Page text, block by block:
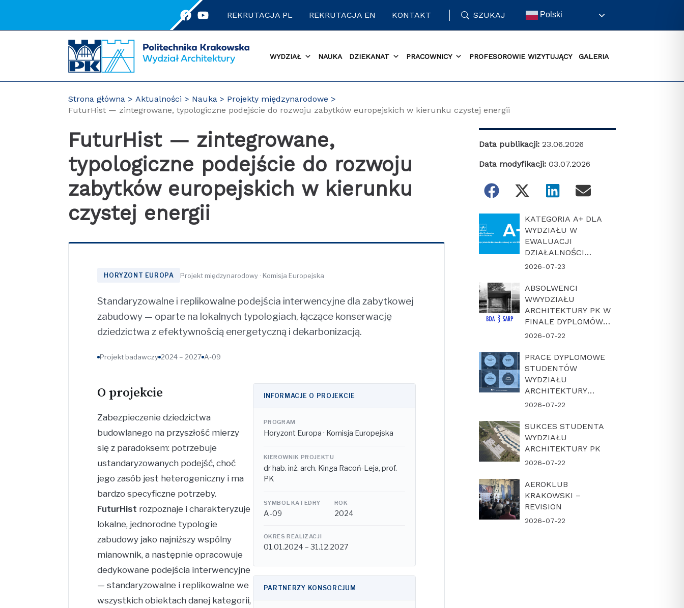
REKRUTACJA PL REKRUTACJA EN KONTAKT SZUKAJ Polski
WYDZIAŁ NAUKA DZIEKANAT PRACOWNICY PROFESOROWIE WIZYTUJĄCY GALERIA
Strona główna Aktualności Nauka
Projekty międzynarodowe
FuturHist — zintegrowane, typologiczne podejście do rozwoju zabytków europejskich w kierunku czystej energii
FuturHist — zintegrowane,
typologiczne podejście do rozwoju
zabytków europejskich w kierunku
czystej energii
HORYZONT EUROPA Projekt międzynarodowy · Komisja Europejska
Standaryzowalne i replikowalne podejścia interwencyjne dla zabytkowej
zabudowy — oparte na lokalnych typologiach, łączące konserwację
dziedzictwa z efektywnością energetyczną i dekarbonizacją.
Projekt badawczy 2024 – 2027 A-09
O projekcie
Zabezpieczenie dziedzictwa
budowlanego na przyszłość mierzy
się z paradoksem: potrzebuje
ustandaryzowanych podejść, choć
jego zasób jest heterogeniczny i ma
bardzo specyficzne potrzeby.
FuturHist rozpoznaje i charakteryzuje
lokalne, jednorodne typologie
zabudowy jako najniższy wspólny
mianownik, a następnie opracowuje
dedykowane podejścia interwencyjne
— standaryzowalne i replikowalne we
wszystkich obiektach danej kategorii,
INFORMACJE O PROJEKCIE
PROGRAM
Horyzont Europa · Komisja Europejska
KIEROWNIK PROJEKTU
dr hab. inż. arch. Kinga Racoń-Leja, prof.
PK
SYMBOL KATEDRY
A-09
ROK
2024
OKRES REALIZACJI
01.01.2024 – 31.12.2027
PARTNERZY KONSORCJUM
Data publikacji: 23.06.2026
Data modyfikacji: 03.07.2026
KATEGORIA A+ DLA
WYDZIAŁU W
EWALUACJI
DZIAŁALNOŚCI
NAUKOWEJ W
2026-07-23
ABSOLWENCI
WWYDZIAŁU
ARCHITEKTURY PK W
FINALE DYPLOMÓW
ROKU BDA-SARP 2026
2026-07-22
PRACE DYPLOMOWE
STUDENTÓW
WYDZIAŁU
ARCHITEKTURY
POLITECHNIKI
FINALE KONKURSU
„DYPLOM Z
ARCHICADEM 2026”
2026-07-22
SUKCES STUDENTA
WYDZIAŁU
ARCHITEKTURY PK
2026-07-22
AEROKLUB
KRAKOWSKI –
REVISION
2026-07-22